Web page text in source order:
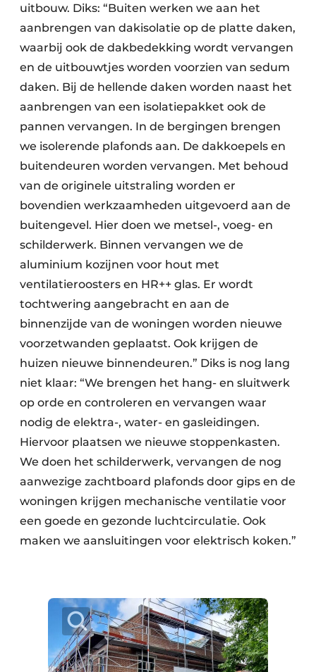
uitbouw. Diks: “Buiten werken we aan het
aanbrengen van dakisolatie op de platte daken,
waarbij ook de dakbedekking wordt vervangen
en de uitbouwtjes worden voorzien van sedum
daken. Bij de hellende daken worden naast het
aanbrengen van een isolatiepakket ook de
pannen vervangen. In de bergingen brengen
we isolerende plafonds aan. De dakkoepels en
buitendeuren worden vervangen. Met behoud
van de originele uitstraling worden er
bovendien werkzaamheden uitgevoerd aan de
buitengevel. Hier doen we metsel-, voeg- en
schilderwerk. Binnen vervangen we de
aluminium kozijnen voor hout met
ventilatieroosters en HR++ glas. Er wordt
tochtwering aangebracht en aan de
binnenzijde van de woningen worden nieuwe
voorzetwanden geplaatst. Ook krijgen de
huizen nieuwe binnendeuren.” Diks is nog lang
niet klaar: “We brengen het hang- en sluitwerk
op orde en controleren en vervangen waar
nodig de elektra-, water- en gasleidingen.
Hiervoor plaatsen we nieuwe stoppenkasten.
We doen het schilderwerk, vervangen de nog
aanwezige zachtboard plafonds door gips en de
woningen krijgen mechanische ventilatie voor
een goede en gezonde luchtcirculatie. Ook
maken we aansluitingen voor elektrisch koken.”